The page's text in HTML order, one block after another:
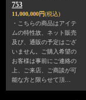
753
11,000,000円(税込)
・こちらの商品はアイテ
ムの特性故、ネット販売
及び、通販の予定はござ
いません。ご購入希望の
お客様は事前にご連絡の
上、ご来店、ご商談が可
能な方と限らせて頂…